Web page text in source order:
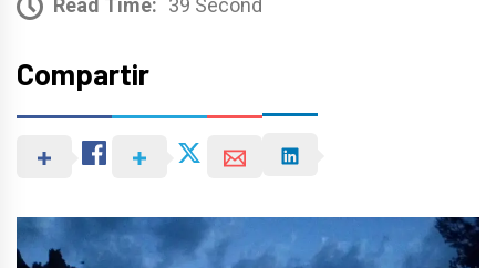
Read Time: 39 Second
Compartir